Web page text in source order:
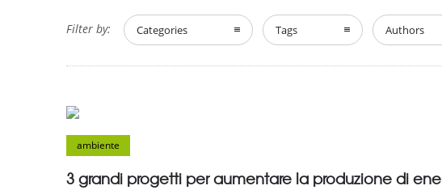
Filter by: Categories Tags Authors
ambiente
3 grandi progetti per aumentare la produzione di